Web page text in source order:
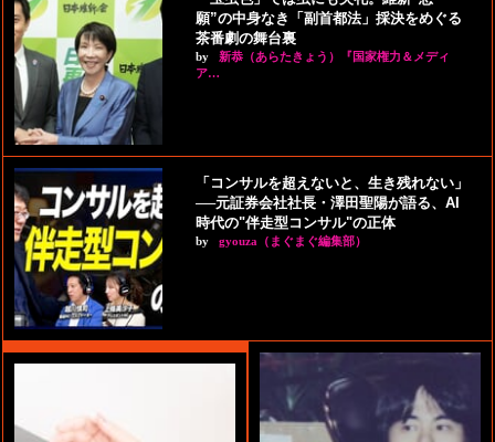
願”の中身なき「副首都法」採決をめぐる
茶番劇の舞台裏
by
新恭（あらたきょう）『国家権力＆メディ
ア…
「コンサルを超えないと、生き残れない」
──元証券会社社長・澤田聖陽が語る、AI
時代の"伴走型コンサル"の正体
by gyouza（まぐまぐ編集部）